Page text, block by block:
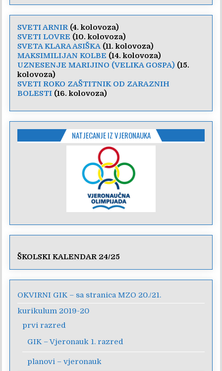
SVETI ARNIR(4. kolovoza)
SVETI LOVRE (10. kolovoza)
SVETA KLARA ASIŠKA (11. kolovoza)
MAKSIMILIJAN KOLBE (14. kolovoza)
UZNESENJE MARIJINO (VELIKA GOSPA) (15.
kolovoza)
SVETI ROKO ZAŠTITNIK OD ZARAZNIH
BOLESTI (16. kolovoza)
NATJECANJE IZ VJERONAUKA
ŠKOLSKI KALENDAR 24/25
OKVIRNI GIK – sa stranica MZO 20./21.
kurikulum 2019-20
prvi razred
GIK – Vjeronauk 1. razred
planovi – vjeronauk